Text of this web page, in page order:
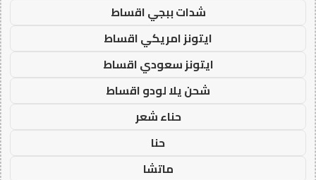
شدات ببجي اقساط
ايتونز امريكي اقساط
ايتونز سعودي اقساط
شحن يلا لودو اقساط
حناء شعر
حنا
ماتشا